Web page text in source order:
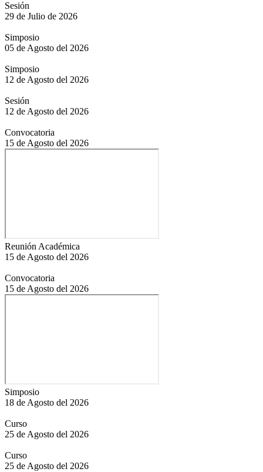
Sesión
29 de Julio de 2026
Simposio
05 de Agosto del 2026
Simposio
12 de Agosto del 2026
Sesión
12 de Agosto del 2026
Convocatoria
15 de Agosto del 2026
Reunión Académica
15 de Agosto del 2026
Convocatoria
15 de Agosto del 2026
Simposio
18 de Agosto del 2026
Curso
25 de Agosto del 2026
Curso
25 de Agosto del 2026